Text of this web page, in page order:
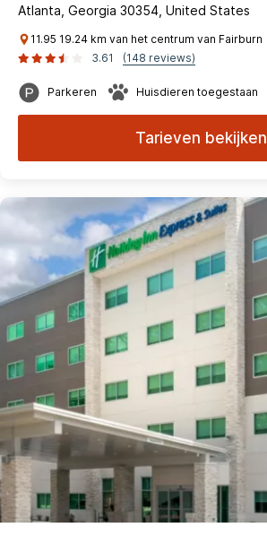
Atlanta, Georgia 30354, United States
11.95 19.24 km van het centrum van Fairburn
3.61
(148 reviews)
Parkeren Huisdieren toegestaan
Tarieven bekijken